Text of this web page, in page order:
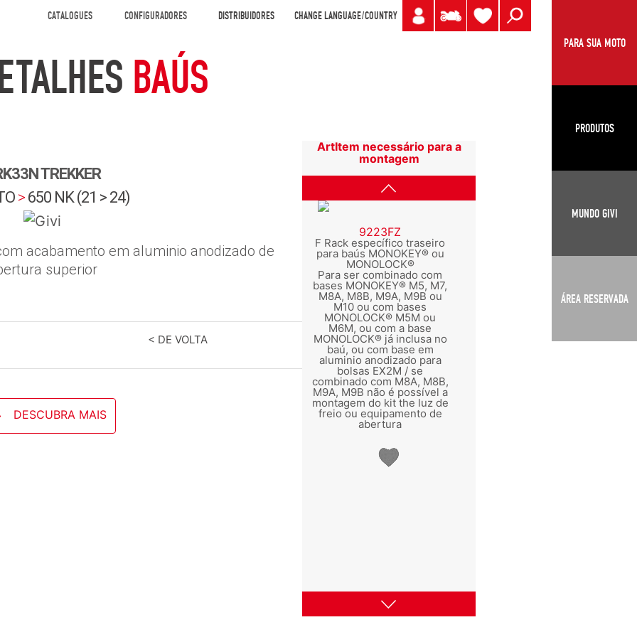
CATALOGUES CONFIGURADORES DISTRIBUIDORES CHANGE LANGUAGE/COUNTRY
PARA SUA MOTO
PRODUTOS
MUNDO GIVI
ÁREA RESERVADA
BAÚS
TREKKER
> 650 NK (21 > 24)
acabamento em aluminio anodizado de
superior
< DE VOLTA
DESCUBRA MAIS
ArtItem necessário para a
montagem
9223FZ
F Rack específico traseiro
para baús MONOKEY® ou
MONOLOCK®
Para ser combinado com
bases MONOKEY® M5, M7,
M8A, M8B, M9A, M9B ou
M10 ou com bases
MONOLOCK® M5M ou
M6M, ou com a base
MONOLOCK® já inclusa no
baú, ou com base em
aluminio anodizado para
bolsas EX2M / se
combinado com M8A, M8B,
M9A, M9B não é possível a
montagem do kit the luz de
freio ou equipamento de
abertura